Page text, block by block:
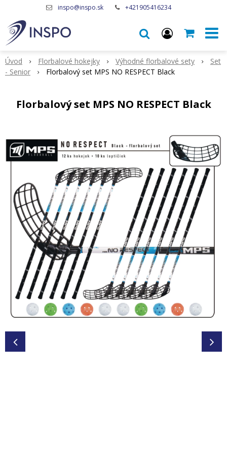
inspo@inspo.sk +421905416234
Úvod Florbalové hokejky Výhodné florbalové sety
Set
- Senior
Florbalový set MPS NO RESPECT Black
Florbalový set MPS NO RESPECT Black